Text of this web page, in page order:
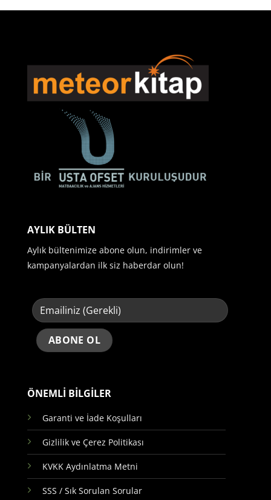
ÖNEMLİ BİLGİLER
Garanti ve İade Koşulları
Gizlilik ve Çerez Politikası
KVKK Aydınlatma Metni
SSS / Sık Sorulan Sorular
AYLIK BÜLTEN
Aylık bültenimize abone olun, indirimler ve
kampanyalardan ilk siz haberdar olun!